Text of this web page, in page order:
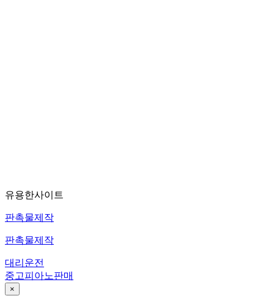
유용한사이트
판촉물제작
판촉물제작
대리운전
중고피아노판매
×